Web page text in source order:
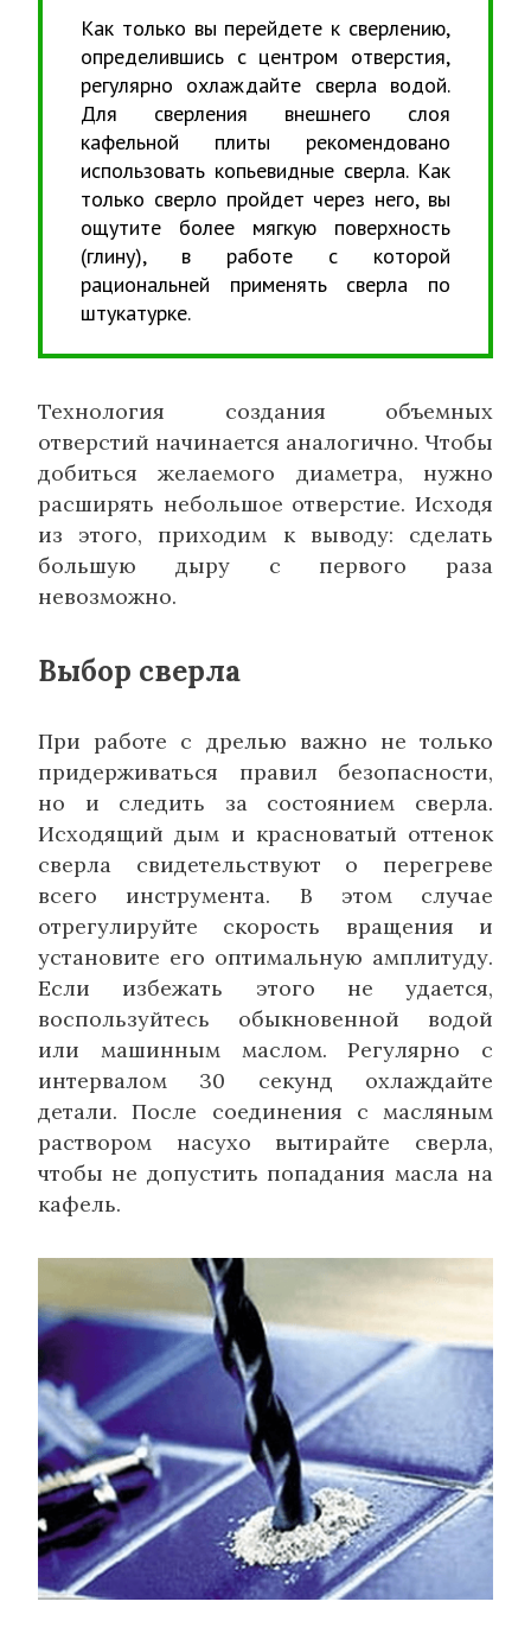
Как только вы перейдете к сверлению,
определившись с центром отверстия,
регулярно охлаждайте сверла водой.
Для сверления внешнего слоя
кафельной плиты рекомендовано
использовать копьевидные сверла. Как
только сверло пройдет через него, вы
ощутите более мягкую поверхность
(глину), в работе с которой
рациональней применять сверла по
штукатурке.
Технология создания объемных
отверстий начинается аналогично. Чтобы
добиться желаемого диаметра, нужно
расширять небольшое отверстие. Исходя
из этого, приходим к выводу: сделать
большую дыру с первого раза
невозможно.
Выбор сверла
При работе с дрелью важно не только
придерживаться правил безопасности,
но и следить за состоянием сверла.
Исходящий дым и красноватый оттенок
сверла свидетельствуют о перегреве
всего инструмента. В этом случае
отрегулируйте скорость вращения и
установите его оптимальную амплитуду.
Если избежать этого не удается,
воспользуйтесь обыкновенной водой
или машинным маслом. Регулярно с
интервалом 30 секунд охлаждайте
детали. После соединения с масляным
раствором насухо вытирайте сверла,
чтобы не допустить попадания масла на
кафель.